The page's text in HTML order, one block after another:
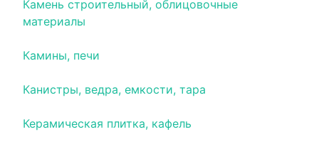
Камень строительный, облицовочные
материалы
Камины, печи
Канистры, ведра, емкости, тара
Керамическая плитка, кафель